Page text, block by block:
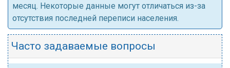
месяц. Некоторые данные могут отличаться из-за
отсутствия последней переписи населения.
Часто задаваемые вопросы